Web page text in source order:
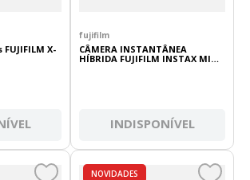
X-
fujifilm
CÂMERA INSTANTÂNEA
HÍBRIDA FUJIFILM INSTAX MINI
EVO (PRETA)
INDISPONÍVEL
NOVIDADES